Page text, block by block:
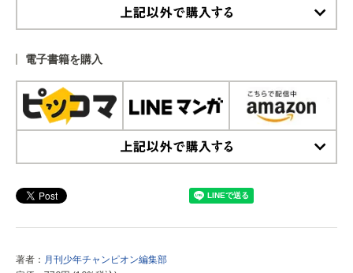
電子書籍を購入
著者： 月刊少年チャンピオン編集部